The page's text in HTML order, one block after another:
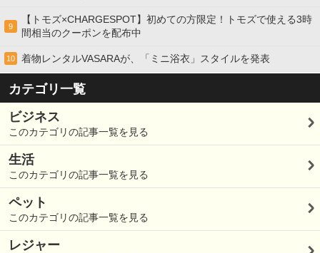
9
【トモズ×CHARGESPOT】初めての方限定！トモズで使える3時
間相当のクーポンを配布中
10 着物レンタルVASARAが、「ミニ浴衣」スタイルを発表
カテゴリ一覧
ビジネス
このカテゴリの記事一覧を見る
生活
このカテゴリの記事一覧を見る
ペット
このカテゴリの記事一覧を見る
レジャー